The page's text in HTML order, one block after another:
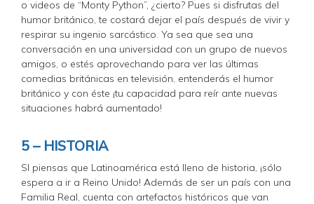
o videos de “Monty Python”, ¿cierto? Pues si disfrutas del
humor británico, te costará dejar el país después de vivir y
respirar su ingenio sarcástico. Ya sea que sea una
conversación en una universidad con un grupo de nuevos
amigos, o estés aprovechando para ver las últimas
comedias británicas en televisión, entenderás el humor
británico y con éste ¡tu capacidad para reír ante nuevas
situaciones habrá aumentado!
5 – HISTORIA
SI piensas que Latinoamérica está lleno de historia, ¡sólo
espera a ir a Reino Unido! Además de ser un país con una
Familia Real, cuenta con artefactos históricos que van